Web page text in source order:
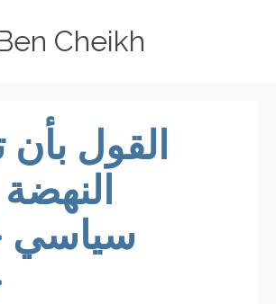
Cheikh
القول
سياسي